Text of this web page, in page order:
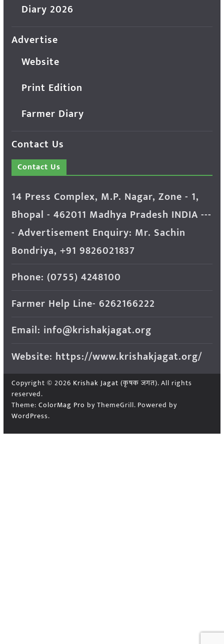
Diary 2026
Advertise
Website
Print Edition
Farmer Diary
Contact Us
Contact Us
14 Press Complex, M.P. Nagar, Zone - 1,
Bhopal - 462011 Madhya Pradesh INDIA ---
- Advertisement Enquiry: Mr. Sachin
Bondriya, +91 9826021837
Phone: (0755) 4248100
Farmer Help Line- 6262166222
Email: info@krishakjagat.org
Website: https://www.krishakjagat.org/
Copyright © 2026 Krishak Jagat (कृषक जगत). All rights
reserved.
Theme: ColorMag Pro by ThemeGrill. Powered by
WordPress.